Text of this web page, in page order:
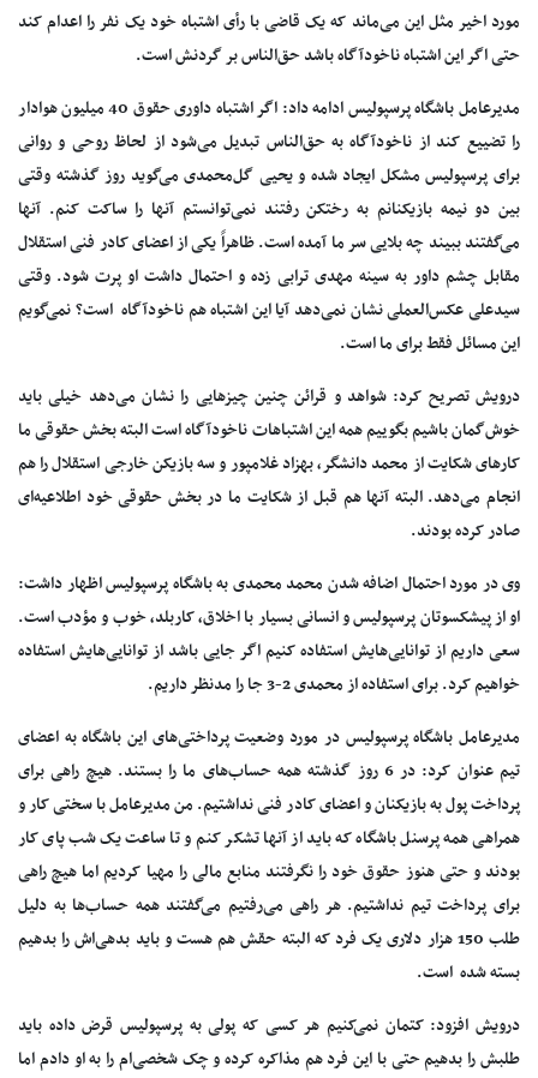
مورد اخیر مثل این می‌ماند که یک قاضی با رأی اشتباه خود یک نفر را اعدام کند
حتی اگر این اشتباه ناخودآگاه باشد حق‌الناس بر گردنش است.
مدیرعامل باشگاه پرسپولیس ادامه داد: اگر اشتباه داوری حقوق 40 میلیون هوادار
را تضییع کند از ناخودآگاه به حق‌الناس تبدیل می‌شود از لحاظ روحی و روانی
برای پرسپولیس مشکل ایجاد شده و یحیی گل‌محمدی می‌گوید روز گذشته وقتی
بین دو نیمه بازیکنانم به رختکن رفتند نمی‌توانستم آنها را ساکت کنم. آنها
می‌گفتند ببیند چه بلایی سر ما آمده است. ظاهراً یکی از اعضای کادر فنی استقلال
مقابل چشم داور به سینه مهدی ترابی زده و احتمال داشت او پرت شود. وقتی
سیدعلی عکس‌العملی نشان نمی‌دهد آیا این اشتباه هم ناخودآگاه است؟ نمی‌گویم
این مسائل فقط برای ما است.
درویش تصریح کرد:‌ شواهد و قرائن چنین چیزهایی را نشان می‌دهد خیلی باید
خوش‌گمان باشیم بگوییم همه این اشتباهات ناخودآگاه است البته بخش حقوقی ما
کارهای شکایت از محمد دانشگر، بهزاد غلامپور و سه بازیکن خارجی استقلال را هم
انجام می‌دهد. البته آنها هم قبل از شکایت ما در بخش حقوقی خود اطلاعیه‌ای
صادر کرده بودند.
وی در مورد احتمال اضافه شدن محمد محمدی به باشگاه پرسپولیس اظهار داشت:
او از پیشکسوتان پرسپولیس و انسانی بسیار با اخلاق، کاربلد، خوب و مؤدب است.
سعی داریم از توانایی‌هایش استفاده کنیم اگر جایی باشد از توانایی‌هایش استفاده
خواهیم کرد. برای استفاده از محمدی 2-3 جا را مدنظر داریم.
مدیرعامل باشگاه پرسپولیس در مورد وضعیت پرداختی‌های این باشگاه به اعضای
تیم عنوان کرد: در 6 روز گذشته همه حساب‌های ما را بستند. هیچ راهی برای
پرداخت پول به بازیکنان و اعضای کادر فنی نداشتیم. من مدیرعامل با سختی کار و
همراهی همه پرسنل باشگاه که باید از آنها تشکر کنم و تا ساعت یک شب پای کار
بودند و حتی هنوز حقوق خود را نگرفتند منابع مالی را مهیا کردیم اما هیچ راهی
برای پرداخت تیم نداشتیم. هر راهی می‌رفتیم می‌گفتند همه حساب‌ها به دلیل
طلب 150 هزار دلاری یک فرد که البته حقش هم هست و باید بدهی‌اش را بدهیم
بسته شده است.
درویش افزود: کتمان نمی‌کنیم هر کسی که پولی به پرسپولیس قرض داده باید
طلبش را بدهیم حتی با این فرد هم مذاکره کرده و چک شخصی‌ام را به او دادم اما